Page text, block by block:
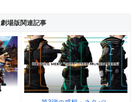
劇場版関連記事